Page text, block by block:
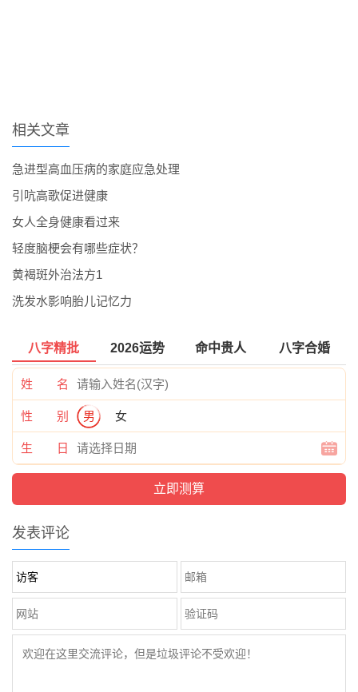
相关文章
急进型高血压病的家庭应急处理
引吭高歌促进健康
女人全身健康看过来
轻度脑梗会有哪些症状？
黄褐斑外治法方1
洗发水影响胎儿记忆力
八字精批 2026运势 命中贵人 八字合婚
姓 名
性 别 男 女
生 日
发表评论